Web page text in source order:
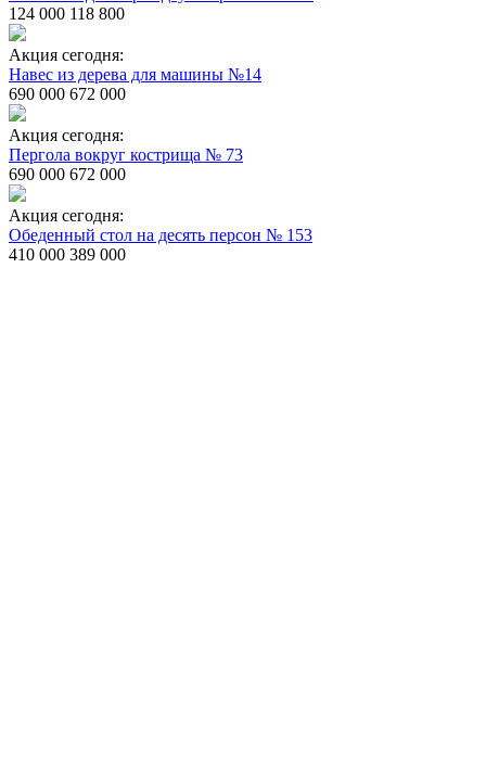
124 000 118 800
Акция сегодня:
Навес из дерева для машины №14
690 000 672 000
Акция сегодня:
Пергола вокруг кострища № 73
690 000 672 000
Акция сегодня:
Обеденный стол на десять персон № 153
410 000 389 000